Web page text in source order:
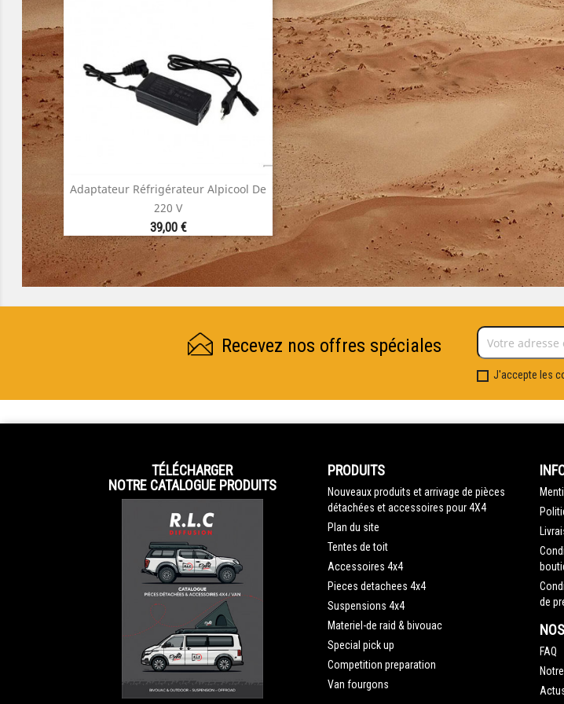
Adaptateur Réfrigérateur Alpicool De
220 V
Prix
39,00 €
Aperçu rapide
Recevez nos offres spéciales
J'accepte les
TÉLÉCHARGER
NOTRE CATALOGUE PRODUITS
PRODUITS
Nouveaux produits et arrivage de pièces
détachées et accessoires pour 4X4
Plan du site
Tentes de toit
Accessoires 4x4
Pieces detachees 4x4
Suspensions 4x4
Materiel-de raid & bivouac
Special pick up
Competition preparation
Van fourgons
de
FAQ